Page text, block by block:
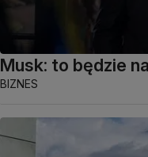
Musk: to będzie
BIZNES